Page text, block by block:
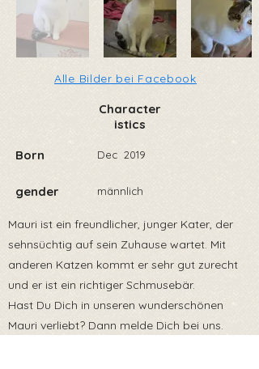
Alle Bilder bei Facebook
Character
istics
Born
gender
Dec 2019
männlich
Mauri ist ein freundlicher, junger Kater, der
sehnsüchtig auf sein Zuhause wartet. Mit
anderen Katzen kommt er sehr gut zurecht
und er ist ein richtiger Schmusebär.
Hast Du Dich in unseren wunderschönen
Mauri verliebt? Dann melde Dich bei uns.